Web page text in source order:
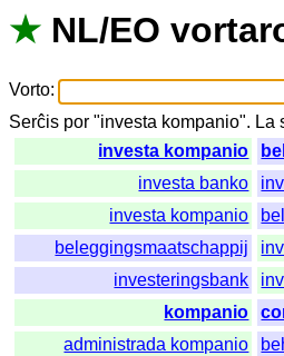
★ NL/EO
Vorto:
Serĉis por "investa kompanio". La
investa kompanio
investa banko
investa kompanio
beleggingsmaatschappij
investeringsbank
kompanio
administrada kompanio